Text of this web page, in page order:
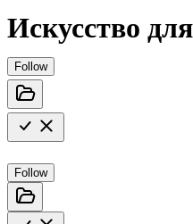
Искусство
Follow
Follow